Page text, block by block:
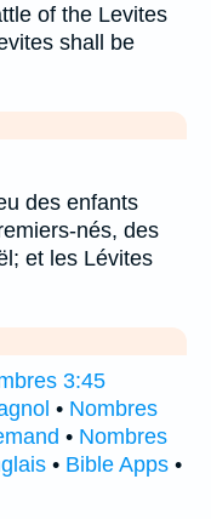
of the Levites
shall be
des enfants
nés, des
et les Lévites
3:45
• Nombres
• Nombres
• Bible Apps •